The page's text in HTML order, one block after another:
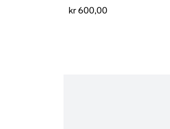
kr 600,00